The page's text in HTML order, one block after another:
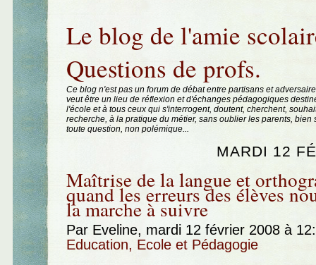
Le blog de l'amie
Questions de profs.
Ce blog n'est pas un forum de débat entre partisans et
veut être un lieu de réflexion et d'échanges pédagogiques
l'école et à tous ceux qui s'interrogent, doutent, cherchent,
recherche, à la pratique du métier, sans oublier les parents, bien
toute question, non polémique...
MARDI 12
Maîtrise de la langue et
quand les erreurs des élèves
la marche à suivre
Par Eveline, mardi 12 février 2008 à
Education, Ecole et Pédagogie